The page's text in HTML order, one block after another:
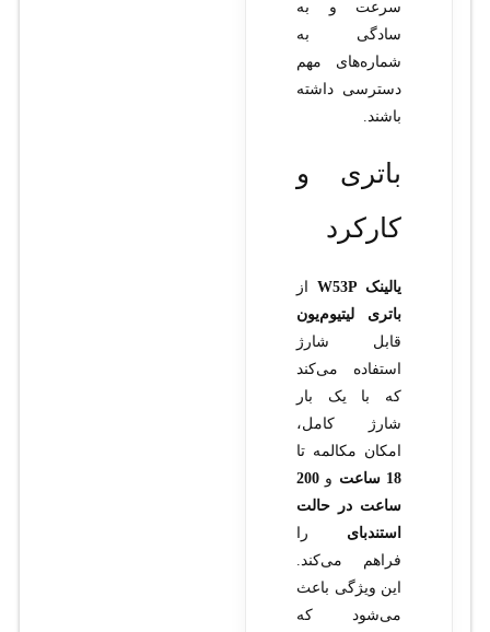
سرعت و به
سادگی به
شماره‌های مهم
دسترسی داشته
باشند.
باتری و
کارکرد
یالینک W53P
از
باتری لیتیوم‌یون
قابل شارژ
استفاده می‌کند
که با یک بار
شارژ کامل،
امکان مکالمه تا
18 ساعت
و 200
ساعت در حالت
استندبای را
فراهم می‌کند.
این ویژگی باعث
می‌شود که